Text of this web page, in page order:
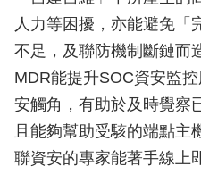
人力等困擾，亦能避免「
不足，及聯防機制斷鏈而
MDR能提升SOC資安監
安觸角，有助於及時覺察
且能夠幫助受駭的端點主
聯資安的專家能著手線上